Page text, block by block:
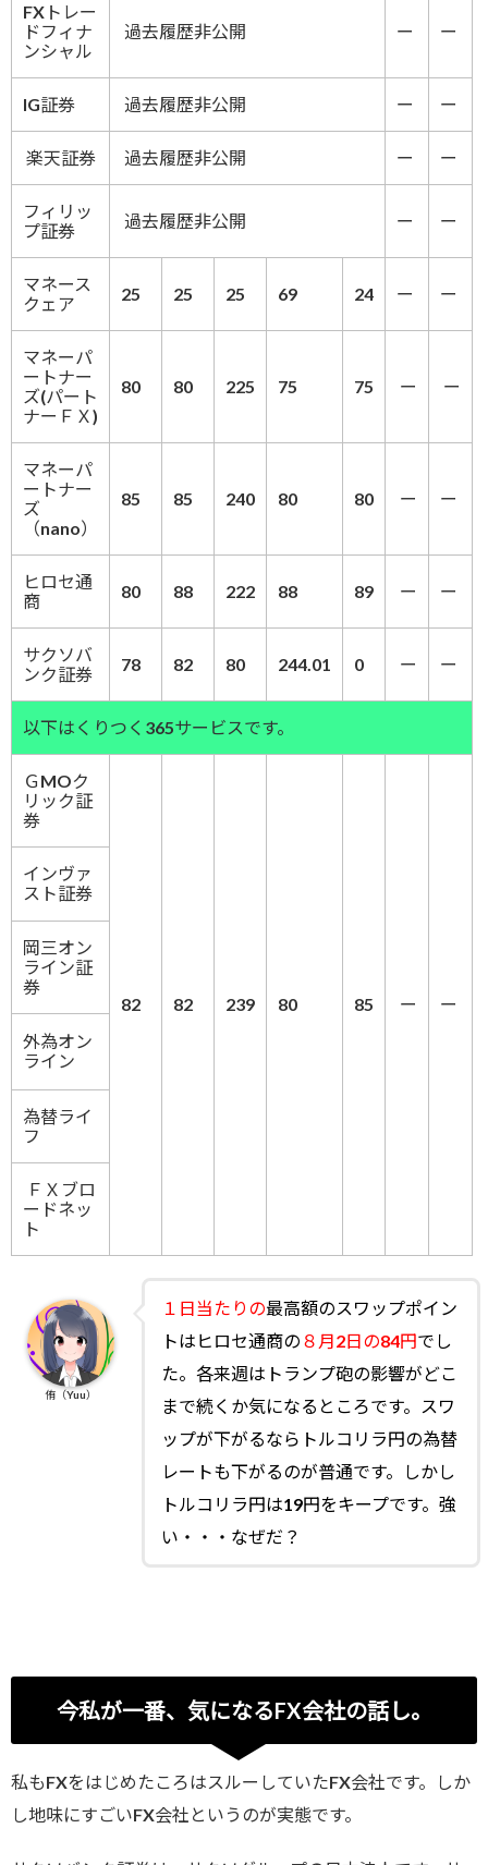
FXトレー
ドフィナ
ンシャル
過去履歴非公開 ー ー
IG証券 過去履歴非公開 ー ー
楽天証券 過去履歴非公開 ー ー
フィリッ
プ証券
過去履歴非公開 ー ー
マネース
クェア
25 25 25 69 24 ー ー
マネーパ
ートナー
ズ(パート
ナーＦＸ)
80 80 225 75 75 ー ー
マネーパ
ートナー
ズ
（nano）
85 85 240 80 80 ー ー
ヒロセ通
商
80 88 222 88 89 ー ー
サクソバ
ンク証券
78 82 80 244.01 0 ー ー
以下はくりつく365サービスです。
ＧMOク
リック証
券
82 82 239 80 85 ー ー
インヴァ
スト証券
岡三オン
ライン証
券
外為オン
ライン
為替ライ
フ
ＦＸブロ
ードネッ
ト
１日当たりの最高額のスワップポイン
トはヒロセ通商の ８月2日の84円でし
た。各来週はトランプ砲の影響がどこ
まで続くか気になるところです。スワ
ップが下がるならトルコリラ円の為替
レートも下がるのが普通です。しかし
トルコリラ円は19円をキープです。強
い・・・なぜだ？
侑（Yuu）
今私が一番、気になるFX会社の話し。
私もFXをはじめたころはスルーしていたFX会社です。しか
し地味にすごいFX会社というのが実態です。